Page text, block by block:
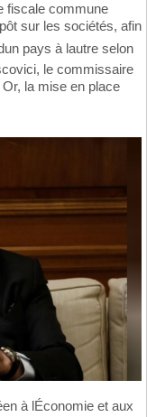
fiscale commune
sur les sociétés, afin
pays à lautre selon
le commissaire
la mise en place
à lÉconomie et aux